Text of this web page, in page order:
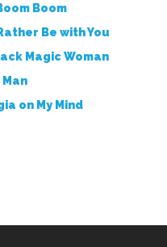
Boom
Be with You
Magic Woman
Man
on My Mind